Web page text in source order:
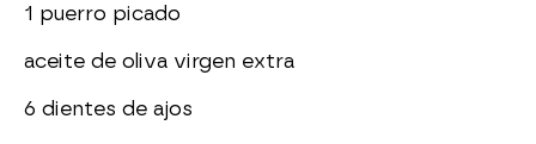
1 puerro picado
aceite de oliva virgen extra
6 dientes de ajos